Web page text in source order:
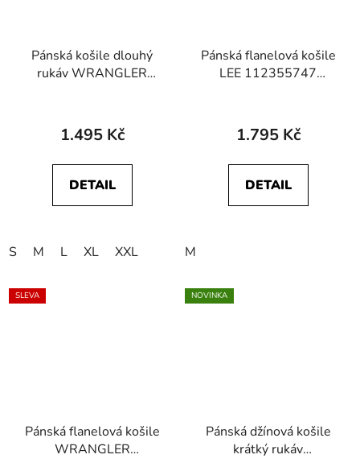
Pánská košile dlouhý
rukáv WRANGLER
1.495 Kč
DETAIL
S M L XL XXL
Pánská flanelová košile
LEE 112355747
1.795 Kč
DETAIL
M
SLEVA
Pánská flanelová košile
WRANGLER
NOVINKA
Pánská džínová košile
krátký rukáv